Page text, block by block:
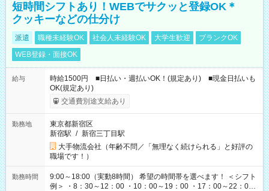
短時間シフトあり！WEBでサクッと登録OK＊
クッキーなどの仕分け
派遣 職種未経験OK 社会人未経験OK 大学生歓迎
ブランクOK
WEB登録・面接OK
給与
時給1500円 ■日払い・週払いOK！(規定あり) ■現金日払いも
OK(規定あり)
交通費別途支給あり
勤務地
東京都新宿区
新宿駅 / 新宿三丁目駅
大手物流会社（年齢不問／「無理なく続けられる」と好評の
職場です！）
勤務時間
9:00～18:00（実動8時間） 希望の時間帯を選べます！ ＜シフト
例＞ ・8：30～12：00 ・10：00～19：00 ・17：00～22：00